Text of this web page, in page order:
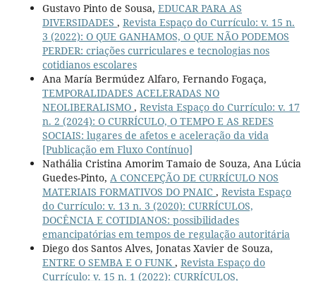
Gustavo Pinto de Sousa, EDUCAR PARA AS
DIVERSIDADES , Revista Espaço do Currículo: v. 15 n.
3 (2022): O QUE GANHAMOS, O QUE NÃO PODEMOS
PERDER: criações curriculares e tecnologias nos
cotidianos escolares
Ana María Bermúdez Alfaro, Fernando Fogaça,
TEMPORALIDADES ACELERADAS NO
NEOLIBERALISMO , Revista Espaço do Currículo: v. 17
n. 2 (2024): O CURRÍCULO, O TEMPO E AS REDES
SOCIAIS: lugares de afetos e aceleração da vida
[Publicação em Fluxo Contínuo]
Nathália Cristina Amorim Tamaio de Souza, Ana Lúcia
Guedes-Pinto, A CONCEPÇÃO DE CURRÍCULO NOS
MATERIAIS FORMATIVOS DO PNAIC , Revista Espaço
do Currículo: v. 13 n. 3 (2020): CURRÍCULOS,
DOCÊNCIA E COTIDIANOS: possibilidades
emancipatórias em tempos de regulação autoritária
Diego dos Santos Alves, Jonatas Xavier de Souza,
ENTRE O SEMBA E O FUNK , Revista Espaço do
Currículo: v. 15 n. 1 (2022): CURRÍCULOS,